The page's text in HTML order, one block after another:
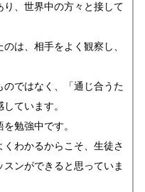
り、世界中の方々と接して
は、相手をよく観察し、
のではなく、「通じ合うた
ています。
勉強中です。
わかるからこそ、生徒さ
スンができると思っていま